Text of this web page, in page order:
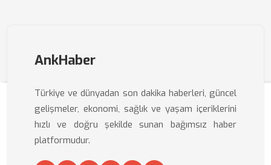
AnkHaber
Türkiye ve dünyadan son dakika haberleri, güncel
gelişmeler, ekonomi, sağlık ve yaşam içeriklerini
hızlı ve doğru şekilde sunan bağımsız haber
platformudur.